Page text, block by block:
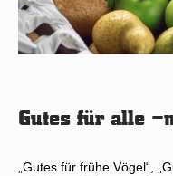
Gutes für alle
„Gutes für frühe Vögel“,